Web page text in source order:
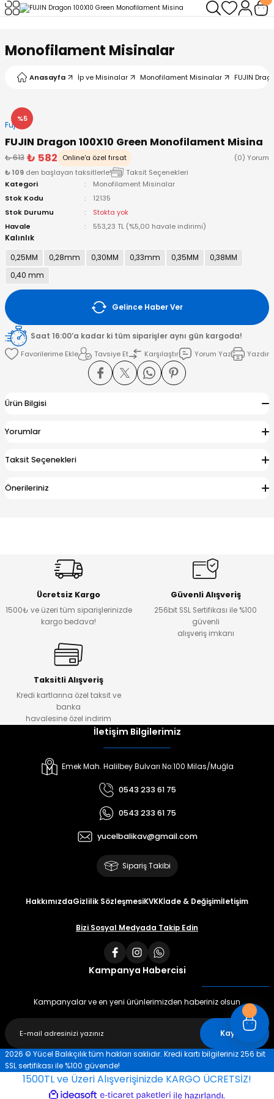
Monofilament Misinalar
Anasayfa İp ve Misinalar Monofilament Misinalar FUJIN
%5
Fujin
FUJIN Dragon 100X10 Green Monofilament Misina
₺ 613 ₺ 582 Online'a özel fırsat
(0) Yorum
₺ 109 den başlayan taksitlerle!
Taksit Seçenekleri
Kategori
Monofilament Misinalar
Stok Kodu
12135
Stok Durumu
Stokta yok
Havale
553,23 TL (%5,00 havale indirimi)
Kalınlık
0,25MM
0,28mm 0,30MM 0,33mm 0,35MM
0,38MM
0,40 mm
Gelince Haber Ver
Saat 16:00’a kadar ki tüm siparişler aynı gün kargoda!
Tavsiye Et
Karşılaştır Yorum Yaz Yazdır
Ürün Bilgisi
Yorumlar
Taksit Seçenekleri
Önerileriniz
Ücretsiz Kargo
1500₺ ve üzeri tüm siparişlerinizde
kargo bedava!
Güvenli Alışveriş
256bit SSL Sertifikası ile %100
güvenli
alışveriş imkanı
Taksitli Alışveriş
Kredi kartlarına özel taksit ve
banka
havalesine özel indirim
İletişim Bilgilerimiz
Emek Mah. Halilbey Bulvarı No:100 Milas/Muğla
0543 233 61 75
0543 233 61 75
yucelbalikav@gmail.com
Sipariş Takibi
HakkımızdaGizlilik SözleşmesiKVKKİade & Değişimİletişim
Bizi Sosyal Medyada Takip Edin
Kampanya Habercisi
Kampanyalar ve en yeni ürünlerimizden haberiniz olsun
Kaydet
2026 © Yücel Balıkçılık tüm hakları saklıdır. Kredi kartı bilgileriniz 256 bit
SSL sertifikası ile %100 güvende!
Geri Dön
Makineleri
Geri Dön
Kamışlar
Geri Dön
Misinalar
Misinalar
Geri Dön
- Klips
Halka
Geri Dön
Geri Dön
& El Feneri
1500TL ve Üzeri Alışverişinizde KARGO ÜCRETSİZ!
ideasoft e-